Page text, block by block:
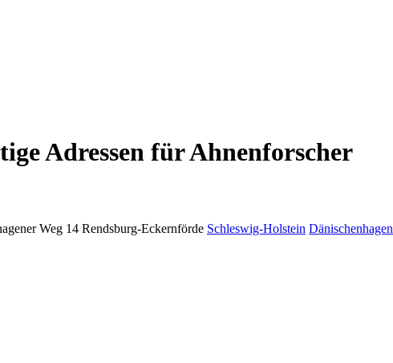
Adressen für Ahnenforscher
Weg 14 Rendsburg-Eckernförde Schleswig-Holstein Dänischenhagen